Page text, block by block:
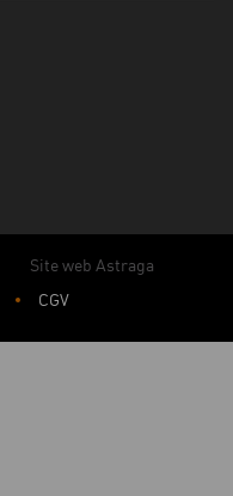
Site web Astraga
CGV